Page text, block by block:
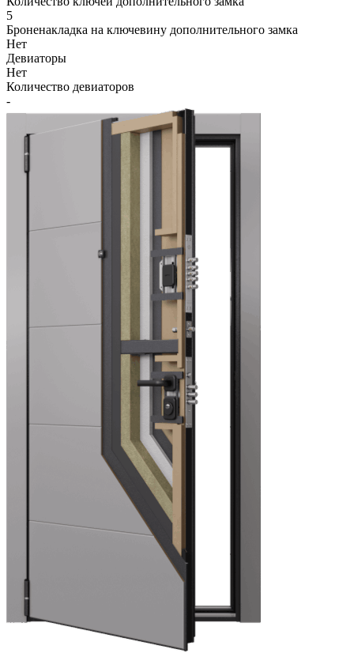
5
Броненакладка на ключевину дополнительного замка
Нет
Девиаторы
Нет
Количество девиаторов
-